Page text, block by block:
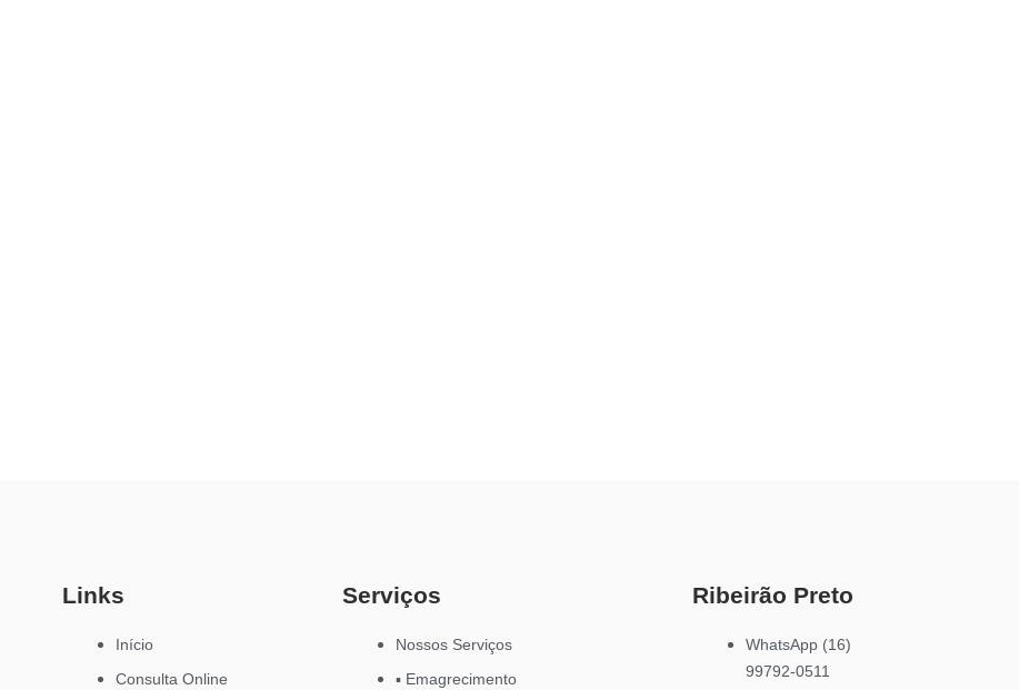
Links
Início
Consulta Online
Serviços
Nossos Serviços
▪ Emagrecimento
Ribeirão Preto
WhatsApp (16)
99792-0511